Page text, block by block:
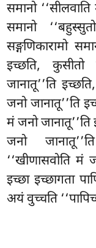
समानो
समानो
सङ्गणिकारामो
इच्छति, कुसीतो
जानातू’’ति
जनो जानातू’’ति
मं जनो
जनो
‘‘खीणासवोति मं
इच्छा इच्छागता
अयं वुच्चति